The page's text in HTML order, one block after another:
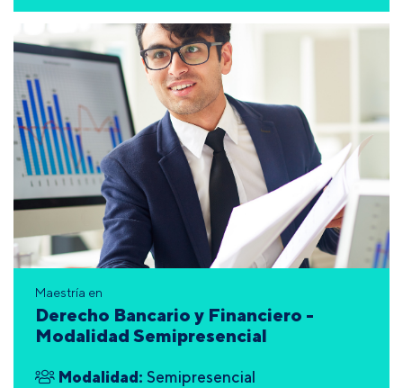
Maestría en
Derecho Bancario y Financiero -
Modalidad Semipresencial
Modalidad: Semipresencial